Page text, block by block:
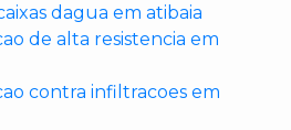
dagua em atibaia
de alta resistencia em
contra infiltracoes em